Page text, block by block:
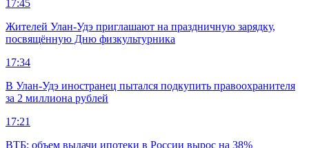
17:45
Жителей Улан-Удэ приглашают на праздничную зарядку,
посвящённую Дню физкультурника
17:34
В Улан-Удэ иностранец пытался подкупить правоохранителя
за 2 миллиона рублей
17:21
ВТБ: объем выдачи ипотеки в России вырос на 38%